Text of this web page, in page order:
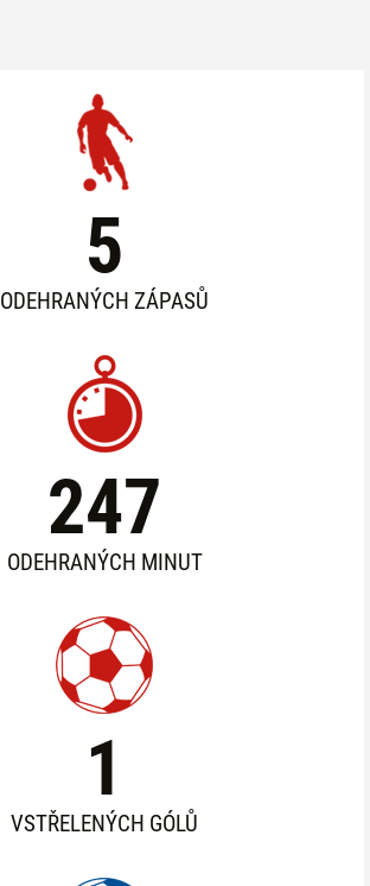
5
ODEHRANÝCH ZÁPASŮ
247
ODEHRANÝCH MINUT
1
VSTŘELENÝCH GÓLŮ